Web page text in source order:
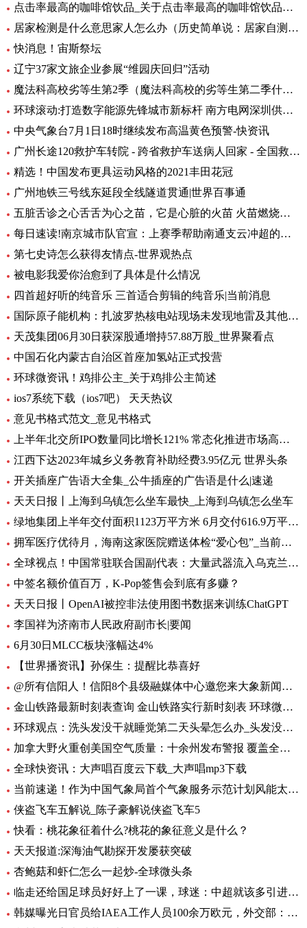
点击率最高的咖啡馆饮品_关于点击率最高的咖啡馆饮品介绍
居家检测是什么意思家人怎么办（历史简单说：居家自测阳性怎么办专家解答） 全球快资讯
快消息！宙斯祭坛
辽宁37家文旅企业参展“维园庆回归”活动
魔法科高校劣等生第2季（魔法科高校的劣等生第二季什么时候出）_环球热头条
环球滚动:打造数字能源先锋城市新标杆 南方电网深圳供电局主题展厅亮相数能展
中央气象台7月1日18时继续发布高温黄色预警-快资讯
广州长途120救护车转院 - 跨省救护车送病人回家 - 全国救护团队_快资讯
精选！中国发布更具运动风格的2021丰田花冠
广州地铁三号线东延段全线隧道贯通|世界百事通
五脏舌诊之心舌舌为心之苗，它是心脏的火苗 火苗燃烧的时候，你会发
每日速读!南京城市队官宣：上赛季帮助南通支云冲超的特拉奥雷加盟
第七史诗怎么获得友情点-世界观热点
被电影我爱你治愈到了具体是什么情况
四首超好听的纯音乐 三首适合剪辑的纯音乐|当前消息
国际原子能机构：扎波罗热核电站现场未发现地雷及其他爆炸物
天茂集团06月30日获深股通增持57.88万股_世界聚看点
中国石化内蒙古自治区首座加氢站正式投营
环球微资讯！鸡排公主_关于鸡排公主简述
ios7系统下载（ios7吧） 天天热议
意见书格式范文_意见书格式
上半年北交所IPO数量同比增长121% 常态化推进市场高质量扩容 要闻
江西下达2023年城乡义务教育补助经费3.95亿元 世界头条
开关插座广告语大全集_公牛插座的广告语是什么|速递
天天日报丨上海到乌镇怎么坐车最快_上海到乌镇怎么坐车
绿地集团上半年交付面积1123万平方米 6月交付616.9万平方米-环球观热点
拥军医疗优待月，海南这家医院赠送体检“爱心包”_当前头条
全球视点！中国常驻联合国副代表：大量武器流入乌克兰 外溢影响和扩散风险与日俱增
中签名额价值百万，K-Pop签售会到底有多赚？
天天日报丨OpenAI被控非法使用图书数据来训练ChatGPT
李国祥为济南市人民政府副市长|要闻
6月30日MLCC板块涨幅达4%
【世界播资讯】孙保生：提醒比恭喜好
@所有信阳人！信阳8个县级融媒体中心邀您来大象新闻，一起争做“山水茶都，红色信阳”推荐官
金山铁路最新时刻表查询 金山铁路实行新时刻表 环球微头条
环球观点：洗头发没干就睡觉第二天头晕怎么办_头发没吹干睡觉头疼怎么办
加拿大野火重创美国空气质量：十余州发布警报 覆盖全美1/3人口-焦点热闻
全球快资讯：大声唱百度云下载_大声唱mp3下载
当前速递！作为中国气象局首个气象服务示范计划风能太阳能发电精细化气象服务示范计划7月1日启动
侠盗飞车五解说_陈子豪解说侠盗飞车5
快看：桃花象征着什么?桃花的象征意义是什么？
天天报道:深海油气勘探开发屡获突破
杏鲍菇和虾仁怎么一起炒-全球微头条
临走还给国足球员好好上了一课，球迷：中超就该多引进这样的外援
韩媒曝光日官员给IAEA工作人员100余万欧元，外交部：日政府有责任作出解释 环球热文